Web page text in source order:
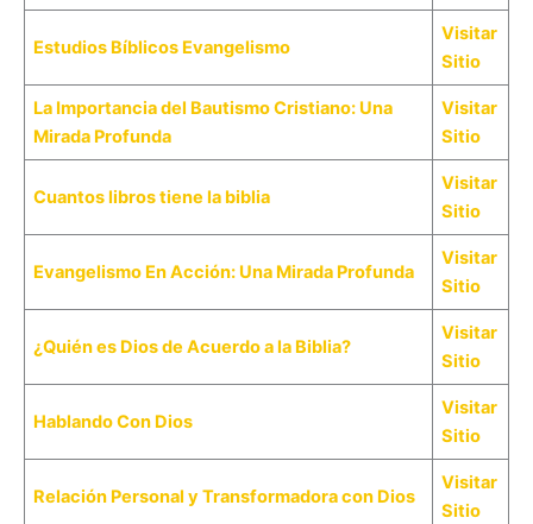
Estudios Bíblicos Evangelismo
Visitar
Sitio
La Importancia del Bautismo Cristiano: Una
Mirada Profunda
Visitar
Sitio
Cuantos libros tiene la biblia
Visitar
Sitio
Evangelismo En Acción: Una Mirada Profunda
Visitar
Sitio
¿Quién es Dios de Acuerdo a la Biblia?
Visitar
Sitio
Hablando Con Dios
Visitar
Sitio
Relación Personal y Transformadora con Dios
Visitar
Sitio